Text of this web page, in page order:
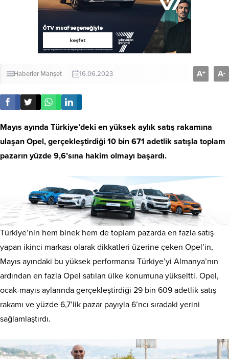
Haberler Manşet 16.06.2023 A+ A-
Mayıs ayında Türkiye’deki en yüksek aylık satış rakamına
ulaşan Opel, gerçekleştirdiği 10 bin 671 adetlik satışla toplam
pazarın yüzde 9,6’sına hakim olmayı başardı.
Türkiye’nin hem binek hem de toplam pazarda en fazla satış
yapan ikinci markası olarak dikkatleri üzerine çeken Opel’in,
Mayıs ayındaki bu yüksek performansı Türkiye’yi Almanya’nın
ardından en fazla Opel satılan ülke konumuna yükseltti. Opel,
ocak-mayıs aylarında gerçekleştirdiği 29 bin 609 adetlik satış
rakamı ve yüzde 6,7’lik pazar payıyla 6’ncı sıradaki yerini
sağlamlaştırdı.